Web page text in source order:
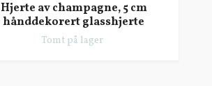
Hjerte av champagne, 5 cm
hånddekorert glasshjerte
Tomt på lager